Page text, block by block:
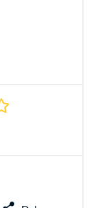
0.0 Stjerner hos 0